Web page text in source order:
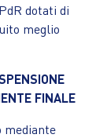
dotati di
meglio
FINALE
mediante